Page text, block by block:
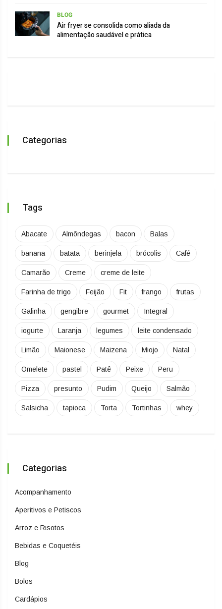
BLOG
Air fryer se consolida como aliada da
alimentação saudável e prática
Categorias
Tags
Abacate Almôndegas bacon Balas
banana batata berinjela brócolis Café
Camarão Creme creme de leite
Farinha de trigo Feijão Fit frango frutas
Galinha gengibre gourmet Integral
iogurte Laranja legumes leite condensado
Limão Maionese Maizena Miojo Natal
Omelete pastel Patê Peixe Peru
Pizza presunto Pudim Queijo Salmão
Salsicha tapioca Torta Tortinhas whey
Categorias
Acompanhamento
Aperitivos e Petiscos
Arroz e Risotos
Bebidas e Coquetéis
Blog
Bolos
Cardápios